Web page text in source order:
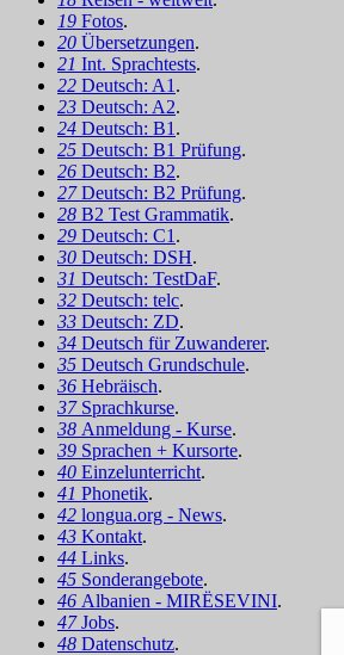
19 Fotos.
20 Übersetzungen.
21 Int. Sprachtests.
22 Deutsch: A1 .
23 Deutsch: A2.
24 Deutsch: B1 .
25 Deutsch: B1 Prüfung.
26 Deutsch: B2.
27Deutsch: B2 Prüfung.
28 B2 Test Grammatik.
29 Deutsch: C1 .
30 Deutsch: DSH.
31 Deutsch: TestDaF.
32 Deutsch: telc.
33 Deutsch: ZD.
34 Deutsch für Zuwanderer.
35 Deutsch Grundschule.
36 Hebräisch.
37 Sprachkurse.
38 Anmeldung - Kurse.
39 Sprachen + Kursorte.
40 Einzelunterricht.
41 Phonetik.
42 longua.org - News.
43 Kontakt.
44 Links.
45 Sonderangebote.
46 Albanien - MIRËSEVINI.
47Jobs.
48 Datenschutz.